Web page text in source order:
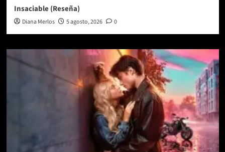
Insaciable (Reseña)
Diana Merlos 5 agosto, 2026 0